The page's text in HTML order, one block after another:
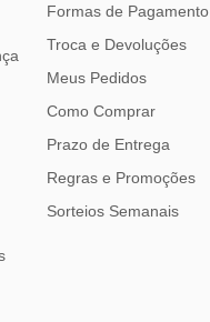
Formas de Pagamento
Troca e Devoluções
Meus Pedidos
Como Comprar
Prazo de Entrega
Regras e Promoções
Sorteios Semanais